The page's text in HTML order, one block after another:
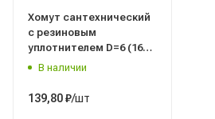
Хомут сантехнический
с резиновым
уплотнителем D=6 (162-
170 мм), М10x100,
В наличии
139,80₽/шт